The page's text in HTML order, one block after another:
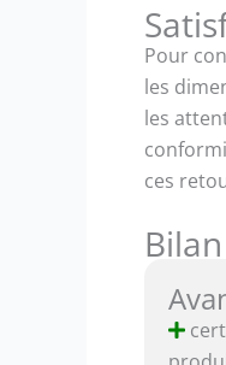
Pour
les
les
ces